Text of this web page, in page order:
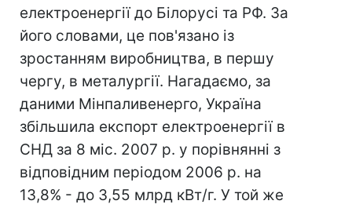
електроенергії до Білорусі та РФ. За
його словами, це пов'язано із
зростанням виробництва, в першу
чергу, в металургії. Нагадаємо, за
даними Мінпаливенерго, Україна
збільшила експорт електроенергії в
СНД за 8 міс. 2007 р. у порівнянні з
відповідним періодом 2006 р. на
13,8% - до 3,55 млрд кВт/г. У той же